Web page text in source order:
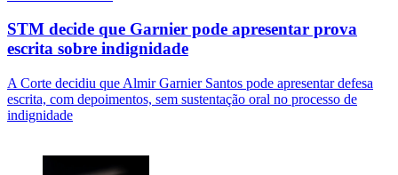
STM decide que Garnier pode apresentar prova
escrita sobre indignidade
A Corte decidiu que Almir Garnier Santos pode apresentar defesa
escrita, com depoimentos, sem sustentação oral no processo de
indignidade